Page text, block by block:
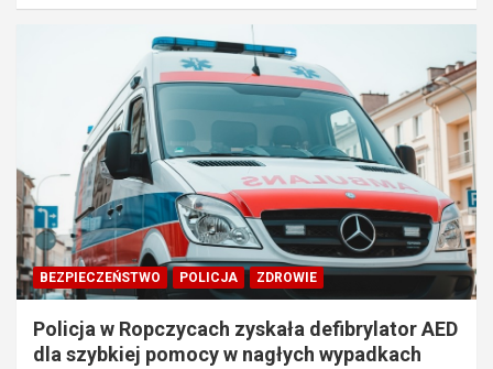
BEZPIECZEŃSTWO POLICJA ZDROWIE
Policja w Ropczycach zyskała defibrylator AED
dla szybkiej pomocy w nagłych wypadkach